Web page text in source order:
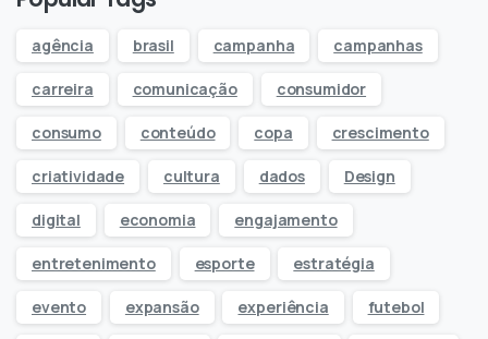
agência brasil campanha campanhas
carreira comunicação consumidor
consumo conteúdo copa crescimento
criatividade cultura dados Design
digital economia engajamento
entretenimento esporte estratégia
evento expansão experiência futebol